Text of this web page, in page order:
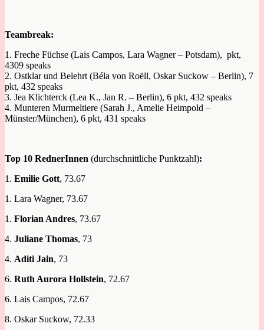
Teambreak:
1. Freche Füchse (Lais Campos, Lara Wagner – Potsdam), pkt,
4309 speaks
2. Ostklar und Belehrt (Béla von Roëll, Oskar Suckow – Berlin), 7
pkt, 432 speaks
3. Jea Klichterck (Lea K., Jan R. – Berlin), 6 pkt, 432 speaks
4. Munteren Murmeltiere (Sarah J., Amelie Heimpold –
Münster/München), 6 pkt, 431 speaks
Top 10 RednerInnen (durchschnittliche Punktzahl):
1. Emilie Gott, 73.67
1. Lara Wagner, 73.67
1. Florian Andres, 73.67
4. Juliane Thomas, 73
4. Aditi Jain, 73
6. Ruth Aurora Hollstein, 72.67
6. Lais Campos, 72.67
8. Oskar Suckow, 72.33